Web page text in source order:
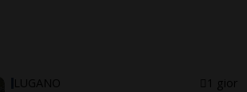
LUGANO 1 gior